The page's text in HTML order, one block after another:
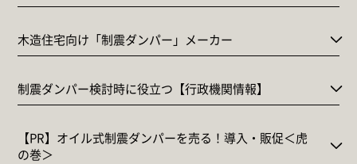
木造住宅向け「制震ダンパー」メーカー
制震ダンパー検討時に役立つ【行政機関情報】
【PR】オイル式制震ダンパーを売る！導入・販促＜虎
の巻＞